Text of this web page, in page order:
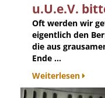
u.U.e.V.
Oft werden wir
eigentlich den
die aus
Ende ...
Weiterlesen